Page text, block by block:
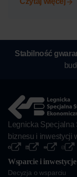
Stabilność
Legnicka
biznesu i inwestycji
Wsparcie i inwestycje
Decyzja o wsparciu